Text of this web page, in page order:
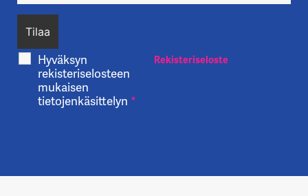
Hyväksyn
rekisteriselosteen
mukaisen
tietojenkäsittelyn *
Rekisteriseloste